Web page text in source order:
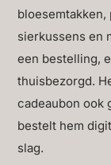
sierkussens en
een bestelling,
thuisbezorgd.
cadeaubon ook
bestelt hem
slag.